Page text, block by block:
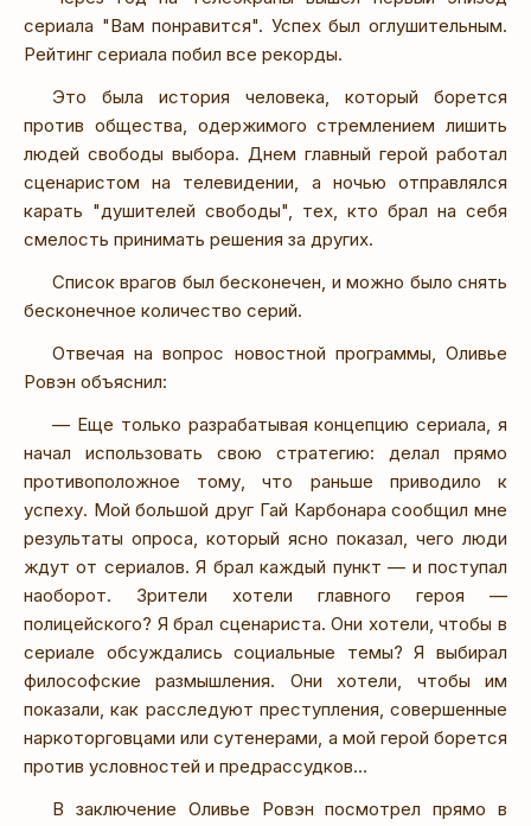
сериала "Вам понравится". Успех был оглушительным.
Рейтинг сериала побил все рекорды.
Это была история человека, который борется
против общества, одержимого стремлением лишить
людей свободы выбора. Днем главный герой работал
сценаристом на телевидении, а ночью отправлялся
карать "душителей свободы", тех, кто брал на себя
смелость принимать решения за других.
Список врагов был бесконечен, и можно было снять
бесконечное количество серий.
Отвечая на вопрос новостной программы, Оливье
Ровэн объяснил:
— Еще только разрабатывая концепцию сериала, я
начал использовать свою стратегию: делал прямо
противоположное тому, что раньше приводило к
успеху. Мой большой друг Гай Карбонара сообщил мне
результаты опроса, который ясно показал, чего люди
ждут от сериалов. Я брал каждый пункт — и поступал
наоборот. Зрители хотели главного героя —
полицейского? Я брал сценариста. Они хотели, чтобы в
сериале обсуждались социальные темы? Я выбирал
философские размышления. Они хотели, чтобы им
показали, как расследуют преступления, совершенные
наркоторговцами или сутенерами, а мой герой борется
против условностей и предрассудков...
В заключение Оливье Ровэн посмотрел прямо в